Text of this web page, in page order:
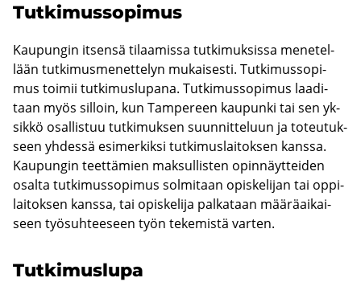
Tut­ki­mus­so­pi­mus
Kau­pun­gin it­sen­sä ti­laa­mis­sa tut­ki­muk­sis­sa me­ne­tel­
lään tut­ki­mus­me­net­te­lyn mu­kai­ses­ti. Tut­ki­mus­so­pi­
mus toi­mii tut­ki­mus­lu­pa­na. Tut­ki­mus­so­pi­mus laa­di­
taan myös sil­loin, kun Tam­pe­reen kau­pun­ki tai sen yk­
sik­kö osal­lis­tuu tut­ki­muk­sen suun­nit­te­luun ja to­teu­tuk­
seen yh­des­sä esi­mer­kik­si tut­ki­mus­lai­tok­sen kans­sa.
Kau­pun­gin teet­tä­mien mak­sul­lis­ten opin­näyt­tei­den
osal­ta tut­ki­mus­so­pi­mus sol­mi­taan opis­ke­li­jan tai op­pi­
lai­tok­sen kans­sa, tai opis­ke­li­ja pal­ka­taan mää­rä­ai­kai­
seen työ­suh­tee­seen työn te­ke­mis­tä var­ten.
Tut­ki­mus­lu­pa